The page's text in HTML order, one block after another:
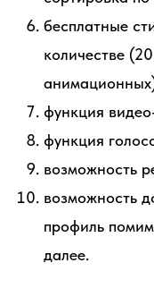
бесплатные
количестве
функция
функция
возможность
возможность
профиль
далее.